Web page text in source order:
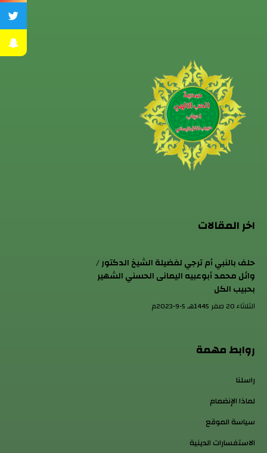
اخر المقالات
حلف بالنبي أم ترجي لفضيلة الشيخ الدكتور /
وائل محمد أبوعبيه اليمانى الحسني الشهير
بحبيب الكل
الثلاثاء 20 صفر 1445هـ 5-9-2023م
روابط مهمة
راسلنا
لماذا الإنضمام
سياسة الموقع
الاستفسارات الدينية